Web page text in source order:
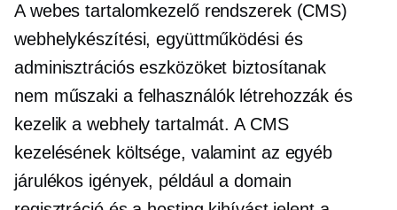
A webes tartalomkezelő rendszerek (CMS)
webhelykészítési, együttműködési és
adminisztrációs eszközöket biztosítanak
nem műszakia felhasználók létrehozzák és
kezelik a webhely tartalmát. A CMS
kezelésének költsége, valamint az egyéb
járulékos igények, például a domain